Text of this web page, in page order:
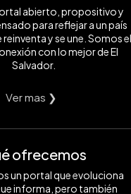
abierto, propositivo y
para reflejar a un país
reinventa y se une. Somos el
con lo mejor de El
Salvador.
Ver mas ❯
ofrecemos
un portal que evoluciona
informa, pero también